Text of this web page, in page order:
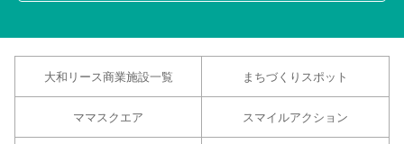
大和リース商業施設一覧 まちづくりスポット
ママスクエア スマイルアクション